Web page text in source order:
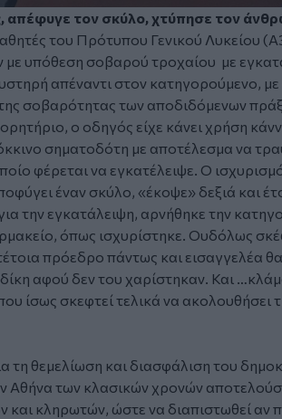
τον σκύλο, χτύπησε τον
του Πρότυπου Γενικού Λυκείου
υπόθεση σοβαρού τροχαίου με
απέναντι στον κατηγορούμενο,
σοβαρότητας των αποδιδόμενων
ο οδηγός είχε κάνει χρήση
σηματοδότη με αποτέλεσμα να
φέρεται να εγκατέλειψε. Ο
έναν σκύλο, «έκοψε» δεξιά και
την εγκατάλειψη, αρνήθηκε την
όπως ισχυρίστηκε. Ουδόλως
πρόεδρο πάντως και εισαγγελέα
αφού δεν του χαρίστηκαν. Και
ίσως σκεφτεί τελικά να ακολουθήσει
τη θεμελίωση και διασφάλιση του
Αθήνα των κλασικών χρονών
και κληρωτών, ώστε να διαπιστωθεί αν